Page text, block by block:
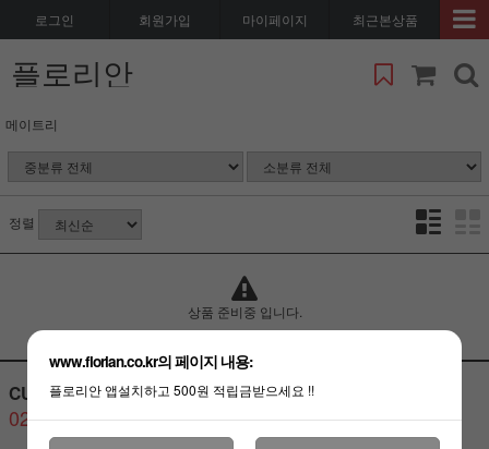
로그인 회원가입 마이페이지 최근본상품
플로리안
메이트리
정렬
상품 준비중 입니다.
CUSTOMER CENTER
02-3487-6080
BANK ACCOUNT
www.florian.co.kr의 페이지 내용:
플로리안 앱설치하고 500원 적립금받으세요 !!